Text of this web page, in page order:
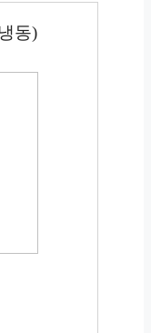
동)